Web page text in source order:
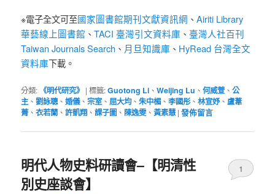
※電子全文可至國家圖書館期刊文獻資訊網 、Airiti Library
華藝線上圖書館 、TACI 臺灣引文資料庫 、 臺灣人社百刊
Taiwan Journals Search 、 月旦知識庫 、 HyRead 台灣全文
資料庫下載。
分類: 《明代研究》 |標籤:Guotong Li 、Weijing Lu 、何威萱、公
主 、劉詠聰、婚儀、宗室 、 屈大均、朱中楣 、李國彤、林宣妤、 盧葦
菁、衣若蘭、許凱翔 、課子圖 、 陳逸雯、黃素慧 |發佈留言
明代人物史料研讀會–【明清性
別史座談會】
1